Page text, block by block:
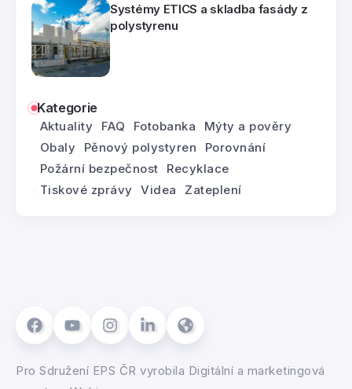
Systémy ETICS a skladba fasády z
polystyrenu
Kategorie
Aktuality FAQ Fotobanka
Mýty a pověry
Obaly
Pěnový polystyren
Porovnání
Požární bezpečnost
Recyklace
Tiskové zprávy
Videa Zateplení
Pro Sdružení EPS ČR vyrobila Digitální a marketingová